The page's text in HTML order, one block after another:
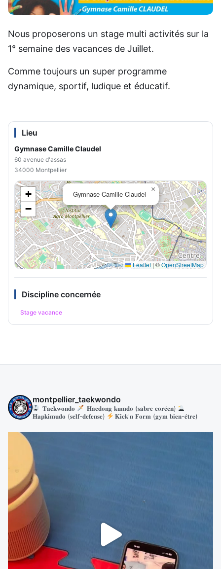
Nous proposerons un stage multi activités sur la
1° semaine des vacances de Juillet.
Comme toujours un super programme
dynamique, sportif, ludique et éducatif.
Lieu
Gymnase Camille Claudel
60 avenue d'assas
34000 Montpellier
Gymnase Camille Claudel
×
+
−
Leaflet | ©OpenStreetMap
Discipline concernée
Stage vacance
montpellier_taekwondo
𝐓𝐚𝐞𝐤𝐰𝐨𝐧𝐝𝐨
𝐇𝐚𝐞𝐝𝐨𝐧𝐠 𝐤𝐮𝐦𝐝𝐨 (𝐬𝐚𝐛𝐫𝐞 𝐜𝐨𝐫𝐞́𝐞𝐧)
𝐇𝐚𝐩𝐤𝐢𝐦𝐮𝐝𝐨 (𝐬𝐞𝐥𝐟-𝐝𝐞𝐟𝐞𝐧𝐬𝐞)
𝐊𝐢𝐜𝐤'𝐧 𝐅𝐨𝐫𝐦 (𝐠𝐲𝐦 𝐛𝐢𝐞𝐧-𝐞̂𝐭𝐫𝐞)